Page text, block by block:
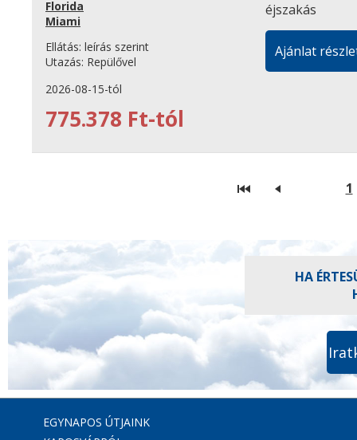
Florida
Miami
Ellátás: leírás szerint
Utazás: Repülővel
2026-08-15-tól
775.378 Ft-tól
Ajánlat
1
HA
EGYNAPOS ÚTJAINK